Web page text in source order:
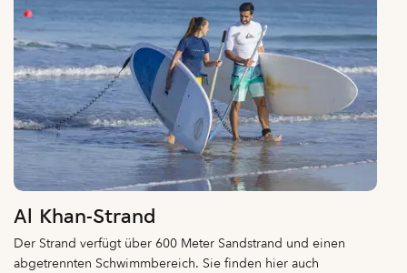
Al Khan-Strand
Der Strand verfügt über 600 Meter Sandstrand und einen
abgetrennten Schwimmbereich. Sie finden hier auch